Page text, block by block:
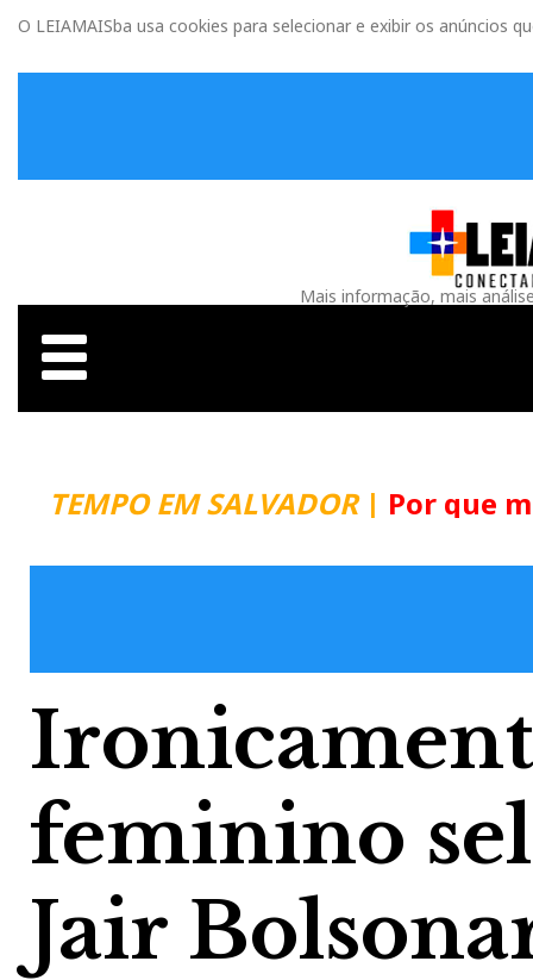
O LEIAMAISba usa cookies para selecionar e exibir os anúncios
Mais informação, mais
TEMPO EM SALVADOR| Por que
feminino
Jair